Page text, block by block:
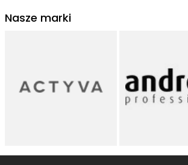
Nasze marki